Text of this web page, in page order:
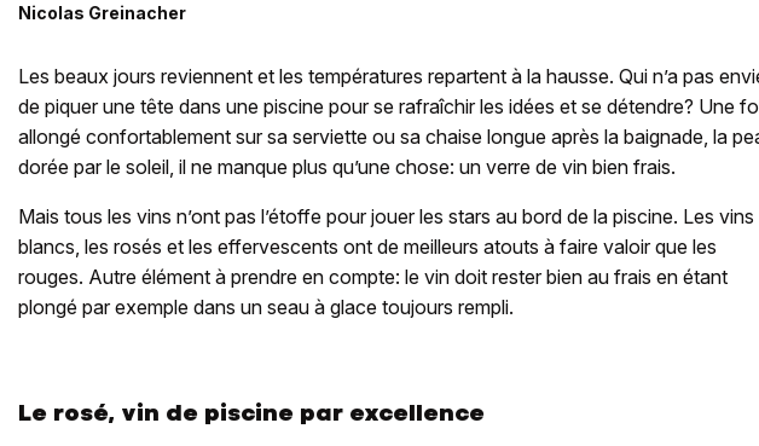
Nicolas Greinacher
Les beaux jours reviennent et les températures repartent à la hausse. Qui n’a pas
de piquer une tête dans une piscine pour se rafraîchir les idées et se détendre? Une
allongé confortablement sur sa serviette ou sa chaise longue après la baignade, la
dorée par le soleil, il ne manque plus qu’une chose: un verre de vin bien frais.
Mais tous les vins n’ont pas l’étoffe pour jouer les stars au bord de la piscine. Les vins
blancs, les rosés et les effervescents ont de meilleurs atouts à faire valoir que les
rouges. Autre élément à prendre en compte: le vin doit rester bien au frais en étant
plongé par exemple dans un seau à glace toujours rempli.
Le rosé, vin de piscine par excellence